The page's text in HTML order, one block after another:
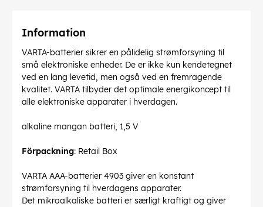
Information
VARTA-batterier sikrer en pålidelig strømforsyning til
små elektroniske enheder. De er ikke kun kendetegnet
ved en lang levetid, men også ved en fremragende
kvalitet. VARTA tilbyder det optimale energikoncept til
alle elektroniske apparater i hverdagen.
alkaline mangan batteri, 1,5 V
Förpackning: Retail Box
VARTA AAA-batterier 4903 giver en konstant
strømforsyning til hverdagens apparater.
Det mikroalkaliske batteri er særligt kraftigt og giver